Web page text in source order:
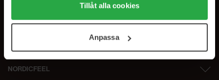
alla cookies, medan du under "Detaljer" kan anpassa
användningen av cookies. Du kan när som helst återkalla
samt vår Integritetspolicy.
Tillåt alla cookies
Anpassa
NORDICFEEL